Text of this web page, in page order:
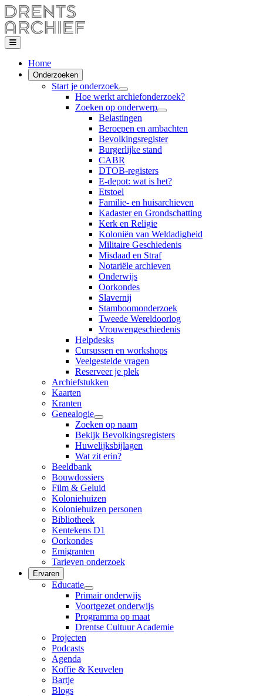
Home
Onderzoeken
Start je onderzoek
Hoe werkt archiefonderzoek?
Zoeken op onderwerp
Belastingen
Beroepen en ambachten
Bevolkingsregister
Burgerlijke stand
CABR
DTOB-registers
E-depot: wat is het?
Etstoel
Familie- en huisarchieven
Kadaster en Grondschatting
Kerk en Religie
Koloniën van Weldadigheid
Militaire Geschiedenis
Misdaad en Straf
Notariële archieven
Onderwijs
Oorkondes
Slavernij
Stamboomonderzoek
Tweede Wereldoorlog
Vrouwengeschiedenis
Helpdesks
Cursussen en workshops
Veelgestelde vragen
Reserveer je plek
Archiefstukken
Kaarten
Kranten
Genealogie
Zoeken op naam
Bekijk Bevolkingsregisters
Huwelijksbijlagen
Wat zit erin?
Beeldbank
Bouwdossiers
Film & Geluid
Koloniehuizen
Koloniehuizen personen
Bibliotheek
Kentekens D1
Oorkondes
Emigranten
Tarieven onderzoek
Ervaren
Educatie
Primair onderwijs
Voortgezet onderwijs
Programma op maat
Drentse Cultuur Academie
Projecten
Podcasts
Agenda
Koffie & Keuvelen
Bartje
Blogs